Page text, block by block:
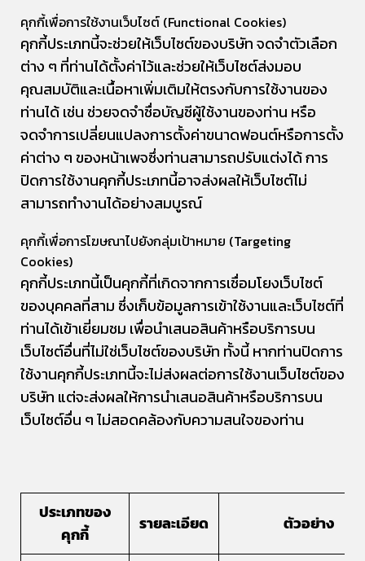
คุกกี้เพื่อการใช้งานเว็บไซต์ (Functional Cookies)
คุกกี้ประเภทนี้จะช่วยให้เว็บไซต์ของบริษัท จดจำตัวเลือก
ต่าง ๆ ที่ท่านได้ตั้งค่าไว้และช่วยให้เว็บไซต์ส่งมอบ
คุณสมบัติและเนื้อหาเพิ่มเติมให้ตรงกับการใช้งานของ
ท่านได้ เช่น ช่วยจดจำชื่อบัญชีผู้ใช้งานของท่าน หรือ
จดจำการเปลี่ยนแปลงการตั้งค่าขนาดฟอนต์หรือการตั้ง
ค่าต่าง ๆ ของหน้าเพจซึ่งท่านสามารถปรับแต่งได้ การ
ปิดการใช้งานคุกกี้ประเภทนี้อาจส่งผลให้เว็บไซต์ไม่
สามารถทำงานได้อย่างสมบูรณ์
คุกกี้เพื่อการโฆษณาไปยังกลุ่มเป้าหมาย (Targeting
Cookies)
คุกกี้ประเภทนี้เป็นคุกกี้ที่เกิดจากการเชื่อมโยงเว็บไซต์
ของบุคคลที่สาม ซึ่งเก็บข้อมูลการเข้าใช้งานและเว็บไซต์ที่
ท่านได้เข้าเยี่ยมชม เพื่อนำเสนอสินค้าหรือบริการบน
เว็บไซต์อื่นที่ไม่ใช่เว็บไซต์ของบริษัท ทั้งนี้ หากท่านปิดการ
ใช้งานคุกกี้ประเภทนี้จะไม่ส่งผลต่อการใช้งานเว็บไซต์ของ
บริษัท แต่จะส่งผลให้การนำเสนอสินค้าหรือบริการบน
เว็บไซต์อื่น ๆ ไม่สอดคล้องกับความสนใจของท่าน
ประเภทของ
คุกกี้
รายละเอียด ตัวอย่าง